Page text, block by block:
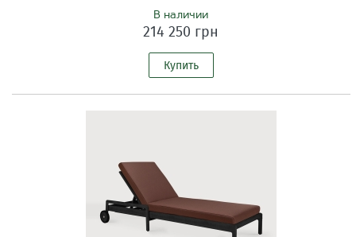
В наличии
214 250 грн
Купить